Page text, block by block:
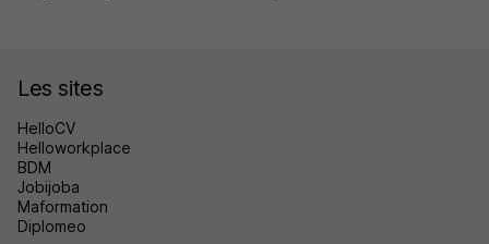
Les sites
HelloCV
Helloworkplace
BDM
Jobijoba
Maformation
Diplomeo